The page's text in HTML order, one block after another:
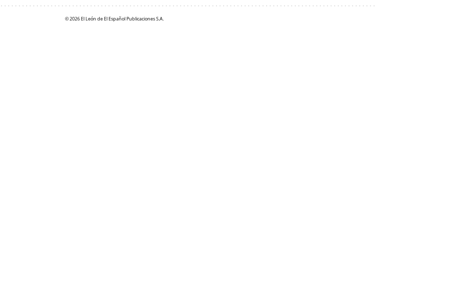
© 2026 El León de El Español Publicaciones S.A.